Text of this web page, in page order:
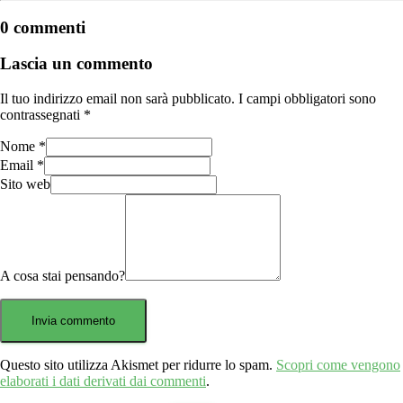
0 commenti
Lascia un commento
Il tuo indirizzo email non sarà pubblicato. I campi obbligatori sono
contrassegnati *
Nome *
Email *
Sito web
A cosa stai pensando?
Questo sito utilizza Akismet per ridurre lo spam. Scopri come vengono
elaborati i dati derivati dai commenti.